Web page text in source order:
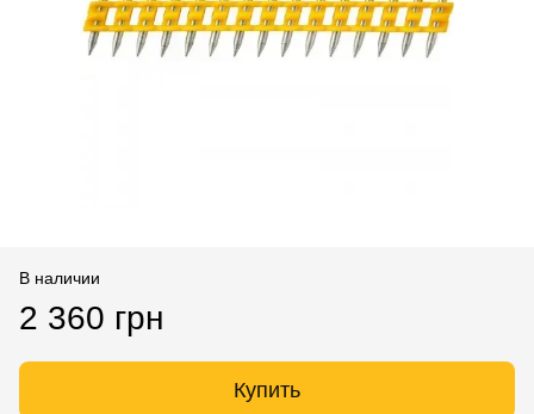
В наличии
2 360 грн
Купить